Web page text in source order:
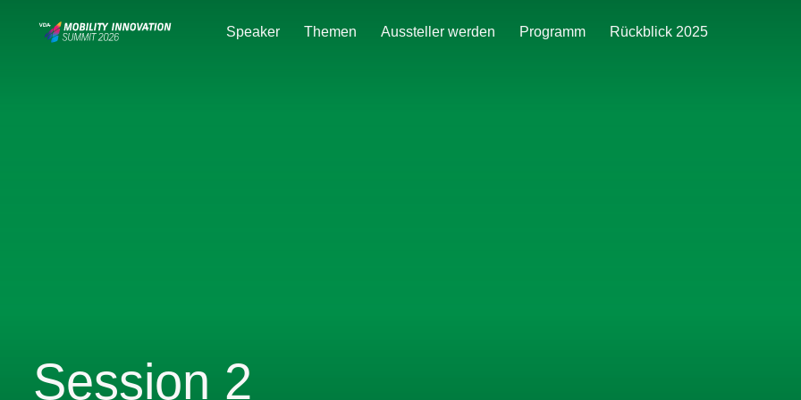
Speaker Themen Aussteller werden Programm Rückblick 2025
Session 2